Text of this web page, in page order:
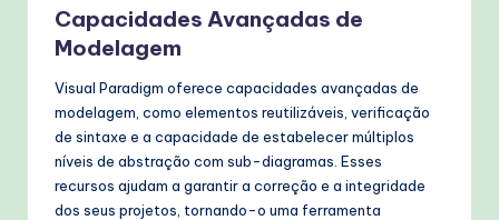
Capacidades Avançadas de
Modelagem
Visual Paradigm oferece capacidades avançadas de
modelagem, como elementos reutilizáveis, verificação
de sintaxe e a capacidade de estabelecer múltiplos
níveis de abstração com sub-diagramas. Esses
recursos ajudam a garantir a correção e a integridade
dos seus projetos, tornando-o uma ferramenta